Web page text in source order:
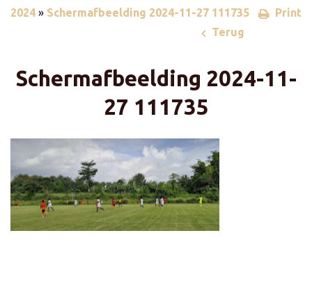
2024 » Schermafbeelding 2024-11-27 111735
Print
Terug
Schermafbeelding 2024-11-
27 111735